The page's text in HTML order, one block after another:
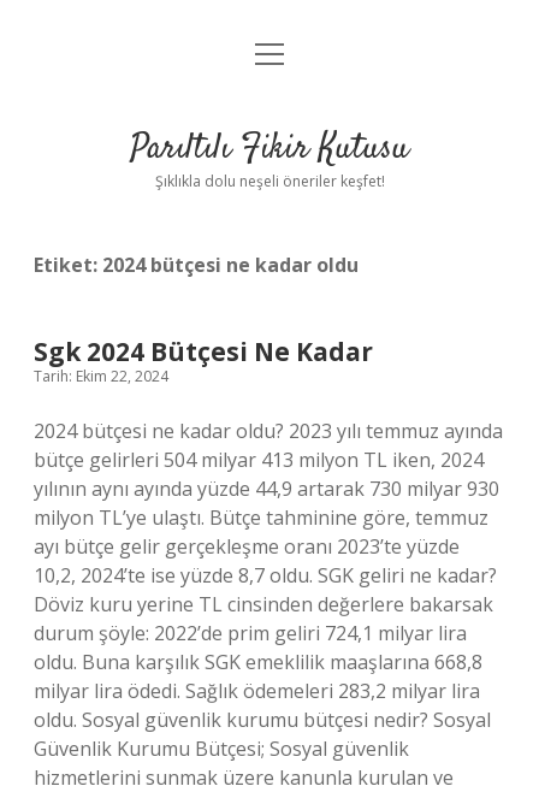
Anasayfa
Yasal Uyarı
menüyü
Parıltılı Fikir Kutusu
Şıklıkla dolu neşeli öneriler keşfet!
Etiket: 2024 bütçesi ne kadar oldu
Sgk 2024 Bütçesi Ne Kadar
Tarih: Ekim 22, 2024
2024 bütçesi ne kadar oldu? 2023 yılı temmuz ayında
bütçe gelirleri 504 milyar 413 milyon TL iken, 2024
yılının aynı ayında yüzde 44,9 artarak 730 milyar 930
milyon TL’ye ulaştı. Bütçe tahminine göre, temmuz
ayı bütçe gelir gerçekleşme oranı 2023’te yüzde
10,2, 2024’te ise yüzde 8,7 oldu. SGK geliri ne kadar?
Döviz kuru yerine TL cinsinden değerlere bakarsak
durum şöyle: 2022’de prim geliri 724,1 milyar lira
oldu. Buna karşılık SGK emeklilik maaşlarına 668,8
milyar lira ödedi. Sağlık ödemeleri 283,2 milyar lira
oldu. Sosyal güvenlik kurumu bütçesi nedir? Sosyal
Güvenlik Kurumu Bütçesi; Sosyal güvenlik
hizmetlerini sunmak üzere kanunla kurulan ve